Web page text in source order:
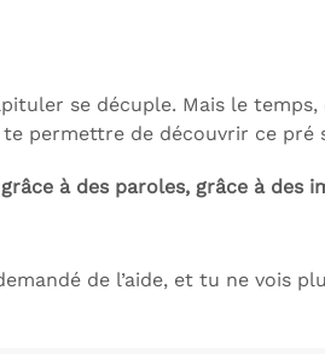
se décuple. Mais le
permettre de découvrir ce pré
à des paroles, grâce à des
de l’aide, et tu ne vois